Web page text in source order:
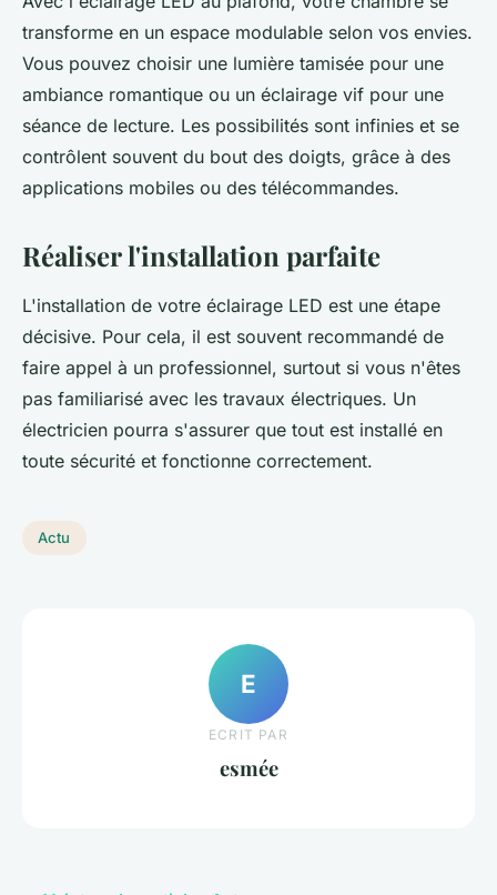
transforme en un espace modulable selon vos envies.
Vous pouvez choisir une lumière tamisée pour une
ambiance romantique ou un éclairage vif pour une
séance de lecture. Les possibilités sont infinies et se
contrôlent souvent du bout des doigts, grâce à des
applications mobiles ou des télécommandes.
Réaliser l'installation parfaite
L'installation de votre éclairage LED est une étape
décisive. Pour cela, il est souvent recommandé de
faire appel à un professionnel, surtout si vous n'êtes
pas familiarisé avec les travaux électriques. Un
électricien pourra s'assurer que tout est installé en
toute sécurité et fonctionne correctement.
Actu
E
ECRIT PAR
esmée